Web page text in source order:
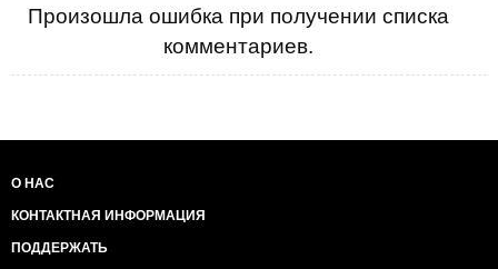
Произошла ошибка при получении списка
комментариев.
О НАС
КОНТАКТНАЯ ИНФОРМАЦИЯ
ПОДДЕРЖАТЬ